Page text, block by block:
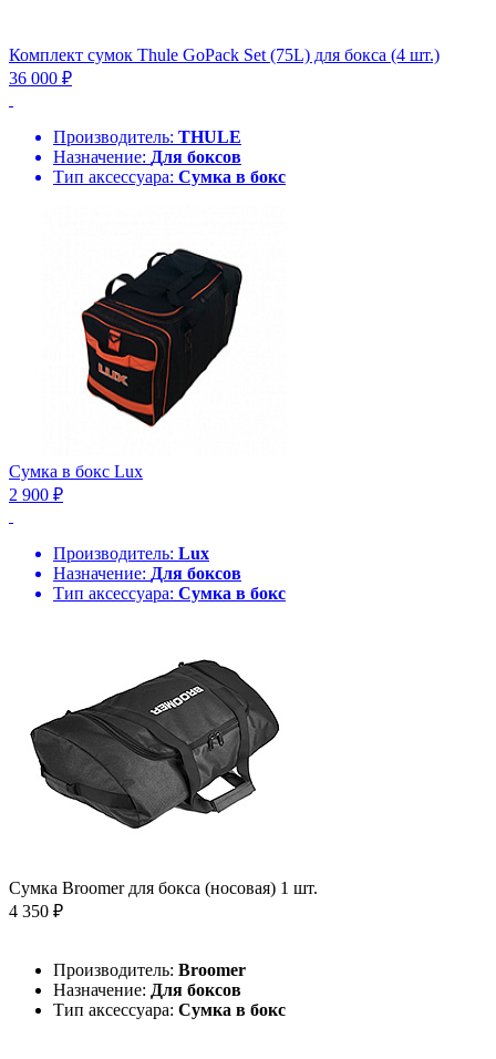
Комплект сумок Thule GoPack Set (75L) для бокса (4 шт.)
36 000 ₽
Производитель: THULE
Назначение: Для боксов
Тип аксессуара: Сумка в бокс
Сумка в бокс Lux
2 900 ₽
Производитель: Lux
Назначение: Для боксов
Тип аксессуара: Сумка в бокс
Сумка Broomer для бокса (носовая) 1 шт.
4 350 ₽
Производитель: Broomer
Назначение: Для боксов
Тип аксессуара: Сумка в бокс